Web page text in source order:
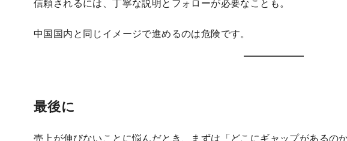
中国国内と同じイメージで進めるのは危険です。
最後に
売上が伸びないことに悩んだとき、まずは「どこにギャップがあるの